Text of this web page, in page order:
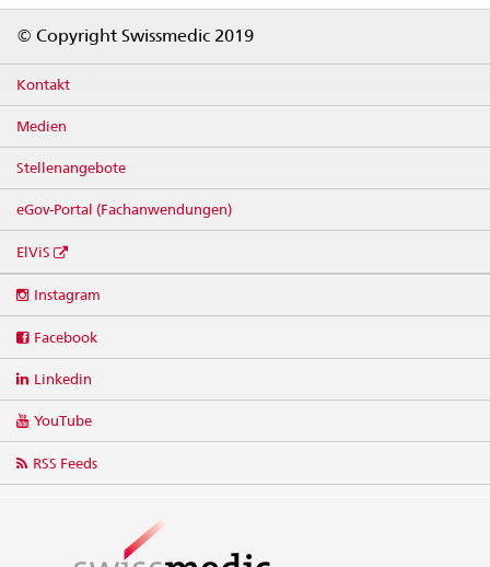
© Copyright Swissmedic 2019
Kontakt
Medien
Stellenangebote
eGov-Portal (Fachanwendungen)
ElViS
media
Instagram
Facebook
Linkedin
YouTube
RSS Feeds